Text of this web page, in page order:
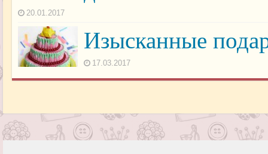
20.01.2017
Изысканные
17.03.2017